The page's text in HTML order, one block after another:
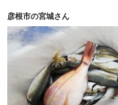
彦根市の宮城さん